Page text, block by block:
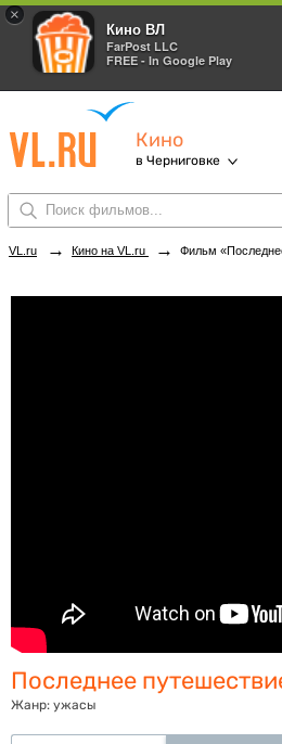
×
Кино ВЛ
FarPost LLC
FREE - In Google Play
Кино
в Черниговке
VL.ru → Кино на VL.ru → Фильм «Последнее
Последнее
Жанр: ужасы